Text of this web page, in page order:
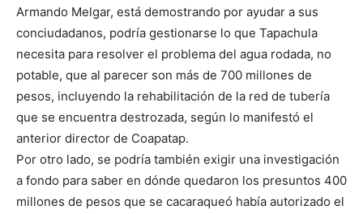
Armando Melgar, está demostrando por ayudar a sus
conciudadanos, podría gestionarse lo que Tapachula
necesita para resolver el problema del agua rodada, no
potable, que al parecer son más de 700 millones de
pesos, incluyendo la rehabilitación de la red de tubería
que se encuentra destrozada, según lo manifestó el
anterior director de Coapatap.
Por otro lado, se podría también exigir una investigación
a fondo para saber en dónde quedaron los presuntos 400
millones de pesos que se cacaraqueó había autorizado el